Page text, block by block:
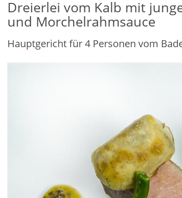
Dreierlei vom Kalb mit
und Morchelrahmsauce
Hauptgericht für 4 Personen vom